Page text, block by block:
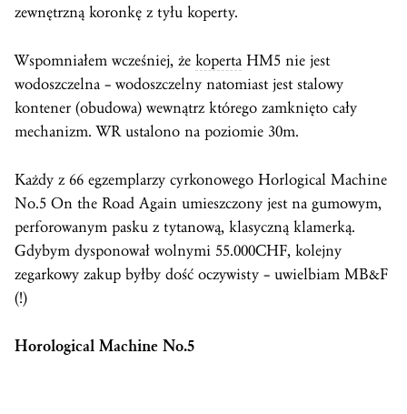
zewnętrzną koronkę z tyłu koperty.
Wspomniałem wcześniej, że koperta HM5 nie jest
wodoszczelna – wodoszczelny natomiast jest stalowy
kontener (obudowa) wewnątrz którego zamknięto cały
mechanizm. WR ustalono na poziomie 30m.
Każdy z 66 egzemplarzy cyrkonowego Horlogical Machine
No.5 On the Road Again umieszczony jest na gumowym,
perforowanym pasku z tytanową, klasyczną klamerką.
Gdybym dysponował wolnymi 55.000CHF, kolejny
zegarkowy zakup byłby dość oczywisty – uwielbiam MB&F
(!)
Horological Machine No.5